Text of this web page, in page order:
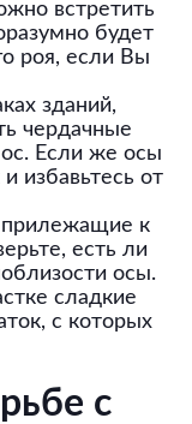
встретить
будет
роя, если Вы
зданий,
чердачные
Если же осы
избавьтесь от
прилежащие к
есть ли
осы.
сладкие
с которых
с